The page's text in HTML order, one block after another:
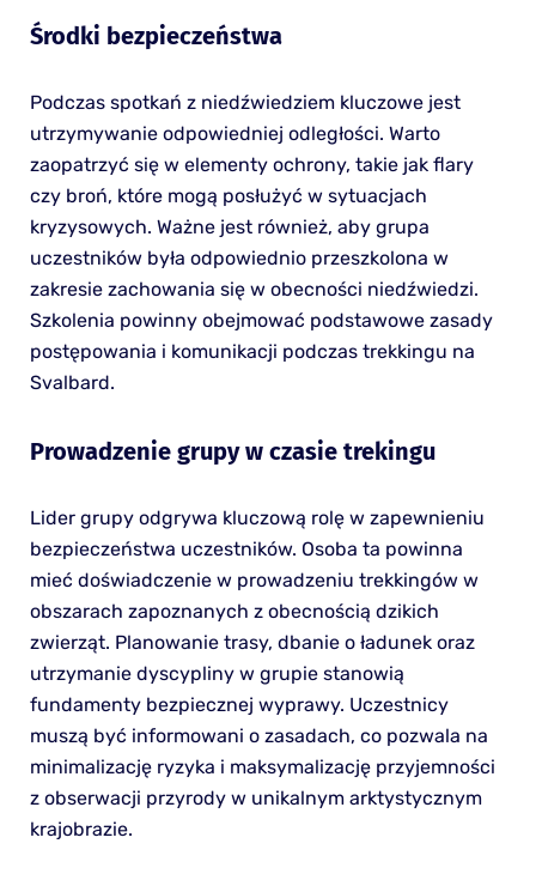
Środki bezpieczeństwa
Podczas spotkań z niedźwiedziem kluczowe jest
utrzymywanie odpowiedniej odległości. Warto
zaopatrzyć się w elementy ochrony, takie jak flary
czy broń, które mogą posłużyć w sytuacjach
kryzysowych. Ważne jest również, aby grupa
uczestników była odpowiednio przeszkolona w
zakresie zachowania się w obecności niedźwiedzi.
Szkolenia powinny obejmować podstawowe zasady
postępowania i komunikacji podczas trekkingu na
Svalbard.
Prowadzenie grupy w czasie trekingu
Lider grupy odgrywa kluczową rolę w zapewnieniu
bezpieczeństwa uczestników. Osoba ta powinna
mieć doświadczenie w prowadzeniu trekkingów w
obszarach zapoznanych z obecnością dzikich
zwierząt. Planowanie trasy, dbanie o ładunek oraz
utrzymanie dyscypliny w grupie stanowią
fundamenty bezpiecznej wyprawy. Uczestnicy
muszą być informowani o zasadach, co pozwala na
minimalizację ryzyka i maksymalizację przyjemności
z obserwacji przyrody w unikalnym arktystycznym
krajobrazie.